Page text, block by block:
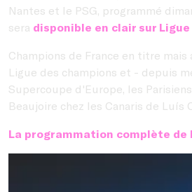
Nantes et le PSG, programmé
sera disponible en clair sur Ligue
Champions de France en titre
Ligue des champions et - depuis
Supercoupe d'Europe, les
Beaujoire chez les Canaris de Luís
La programmation complète de